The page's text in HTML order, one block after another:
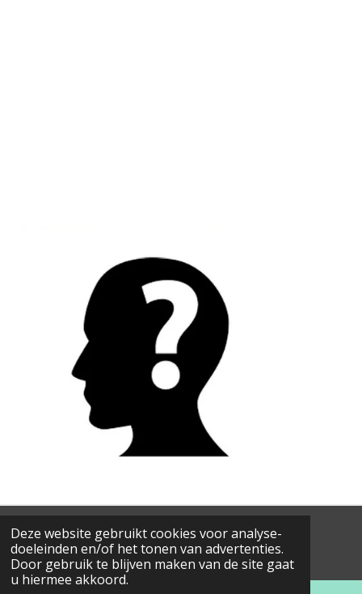
Deze website gebruikt cookies voor analyse-
doeleinden en/of het tonen van advertenties.
Door gebruik te blijven maken van de site gaat
u hiermee akkoord.
© 2018 - 2026 nog-verder-denken
Powered byJouwWeb